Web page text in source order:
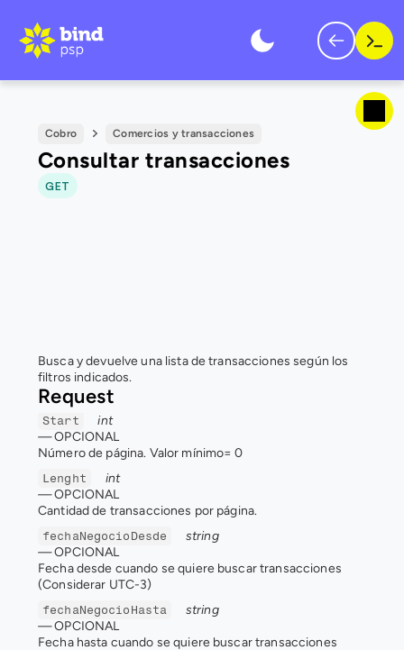
Cobro Comercios y transacciones
Consultar transacciones
GET
Busca y devuelve una lista de transacciones según los
filtros indicados.
Request
Start
int
— OPCIONAL
Número de página. Valor mínimo= 0
Lenght
int
— OPCIONAL
Cantidad de transacciones por página.
fechaNegocioDesde
string
— OPCIONAL
Fecha desde cuando se quiere buscar transacciones
(Considerar UTC-3)
fechaNegocioHasta
string
— OPCIONAL
Fecha hasta cuando se quiere buscar transacciones